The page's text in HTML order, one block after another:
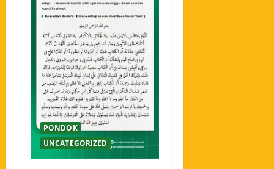
PONDOK
UNCATEGORIZED